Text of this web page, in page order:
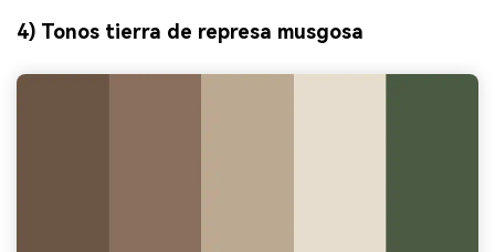
4) Tonos tierra de represa musgosa